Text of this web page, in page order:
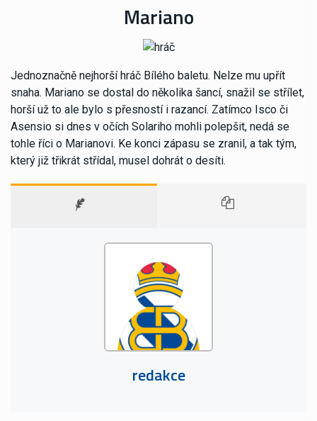
Mariano
Jednoznačně nejhorší hráč Bílého baletu. Nelze mu upřít
snaha. Mariano se dostal do několika šancí, snažil se střílet,
horší už to ale bylo s přesností i razancí. Zatímco Isco či
Asensio si dnes v očích Solariho mohli polepšit, nedá se
tohle říci o Marianovi. Ke konci zápasu se zranil, a tak tým,
který již třikrát střídal, musel dohrát o desíti.
redakce